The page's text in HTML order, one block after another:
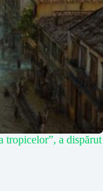
tropicelor”, a dispărut